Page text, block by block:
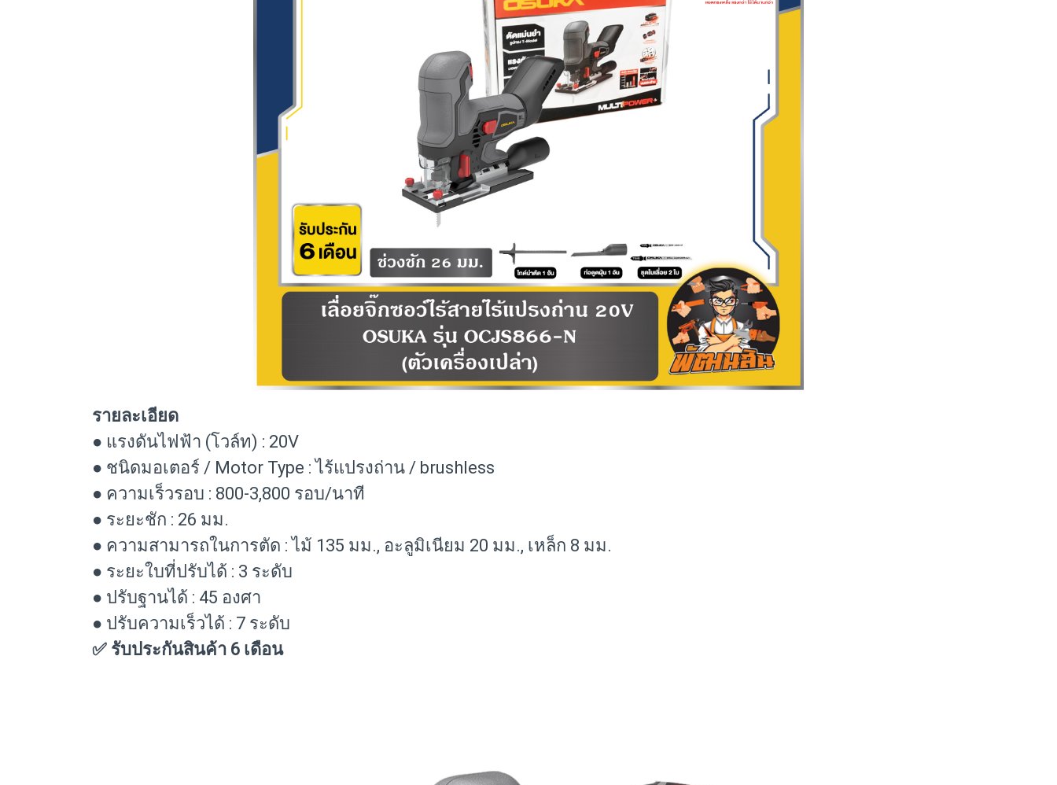
รายละเอียด
● แรงดันไฟฟ้า (โวล์ท) : 20V
● ชนิดมอเตอร์ / Motor Type : ไร้แปรงถ่าน / brushless
● ความเร็วรอบ : 800-3,800 รอบ/นาที
● ระยะชัก : 26 มม.
● ความสามารถในการตัด : ไม้ 135 มม., อะลูมิเนียม 20 มม., เหล็ก 8 มม.
● ระยะใบที่ปรับได้ : 3 ระดับ
● ปรับฐานได้ : 45 องศา
● ปรับความเร็วได้ : 7 ระดับ
✅ รับประกันสินค้า 6 เดือน